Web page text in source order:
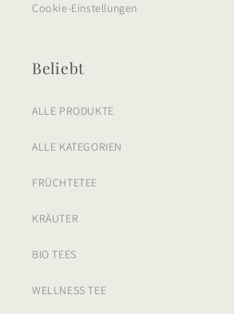
Cookie-Einstellungen
Beliebt
ALLE PRODUKTE
ALLE KATEGORIEN
FRÜCHTETEE
KRÄUTER
BIO TEES
WELLNESS TEE